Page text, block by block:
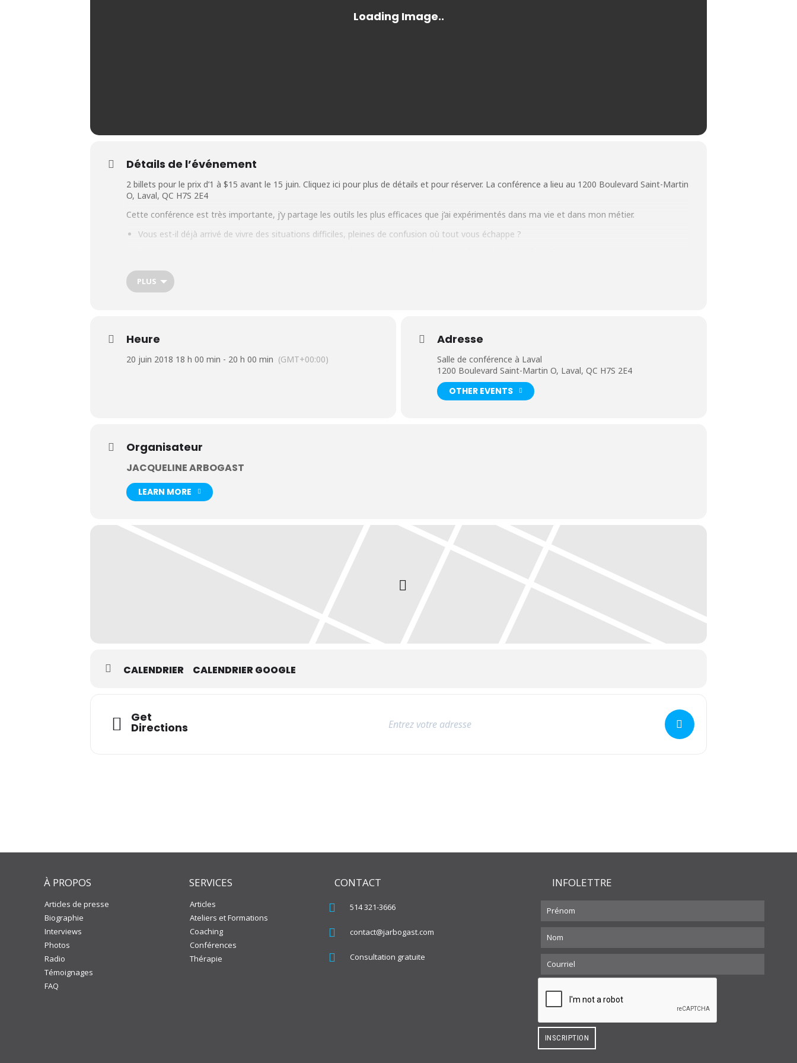
Détails de l’événement
2 billets pour le prix d’1 à $15 avant le 15 juin. Cliquez ici pour plus de détails et pour réserver. La conférence a lieu au 1200 Boulevard Saint-Martin
O, Laval, QC H7S 2E4
Cette conférence est très importante, j’y partage les outils les plus efficaces que j’ai expérimentés dans ma vie et dans mon métier.
Vous est-il déjà arrivé de vivre des situations difficiles, pleines de confusion où tout vous échappe ?
Vous n’arrivez pas à passer à l’action, à faire un pas vers une nouvelle vie ?
Vous avez peur de l’avenir ?
PLUS
Heure
20 juin 2018 18 h 00 min - 20 h 00 min (GMT+00:00)
Adresse
Salle de conférence à Laval
1200 Boulevard Saint-Martin O, Laval, QC H7S 2E4
OTHER EVENTS
Organisateur
JACQUELINE ARBOGAST
LEARN MORE
CALENDRIER CALENDRIER GOOGLE
Get
Directions
À PROPOS
Articles de presse
Biographie
Interviews
Photos
Radio
Témoignages
FAQ
SERVICES
Articles
Ateliers et Formations
Coaching
Conférences
Thérapie
CONTACT
514 321-3666
contact@jarbogast.com
Consultation gratuite
INFOLETTRE